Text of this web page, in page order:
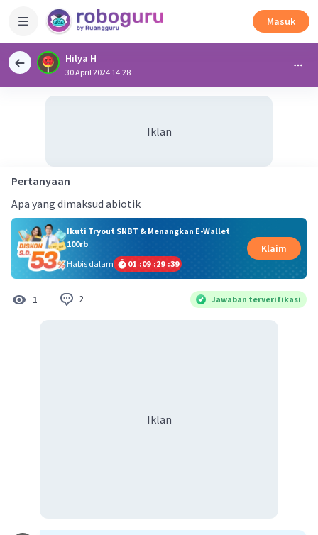
Masuk
Hilya H
30 April 2024 14:28
Iklan
Pertanyaan
Apa yang dimaksud abiotik
Ikuti Tryout SNBT & Menangkan E-Wallet
100rb
Habis dalam
01 :09 :29 :39
Klaim
1 2 Jawaban terverifikasi
Iklan